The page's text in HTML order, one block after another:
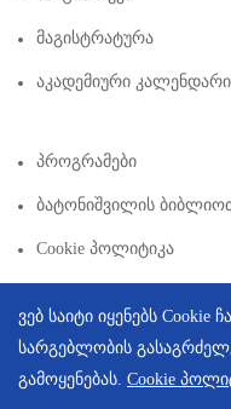
Მაგისტრატურა
Აკადემიური Კალენდარი
Პროგრამები
Ბატონიშვილის
Cookie Პოლიტიკა
Copyright © 2026
ვებ საიტი იყენებს
სარგებლობის
გამოყენებას. Cookie